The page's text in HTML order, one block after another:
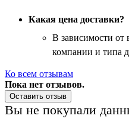
Какая цена доставки?
В зависимости от
компании и типа
Ко всем отзывам
Пока нет отзывов.
Оставить отзыв
Вы не покупали